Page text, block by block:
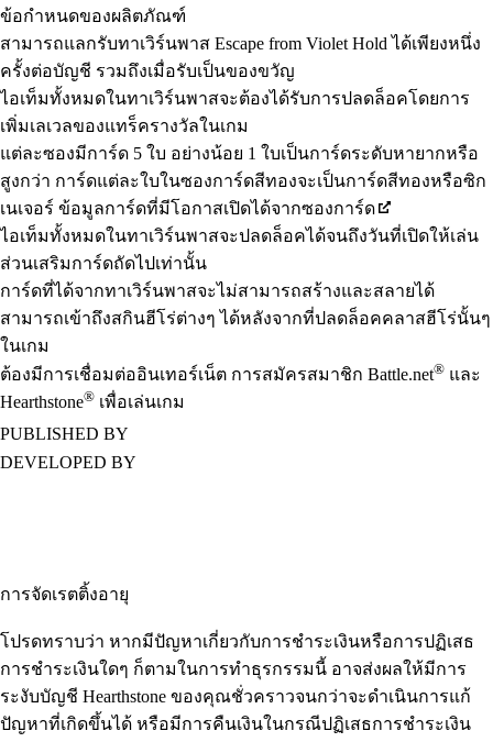
ข้อกำหนดของผลิตภัณฑ์
สามารถแลกรับทาเวิร์นพาส Escape from Violet Hold ได้เพียงหนึ่ง
ครั้งต่อบัญชี รวมถึงเมื่อรับเป็นของขวัญ
ไอเท็มทั้งหมดในทาเวิร์นพาสจะต้องได้รับการปลดล็อคโดยการ
เพิ่มเลเวลของแทร็ครางวัลในเกม
แต่ละซองมีการ์ด 5 ใบ อย่างน้อย 1 ใบเป็นการ์ดระดับหายากหรือ
สูงกว่า การ์ดแต่ละใบในซองการ์ดสีทองจะเป็นการ์ดสีทองหรือซิก
เนเจอร์ ข้อมูลการ์ดที่มีโอกาสเปิดได้จากซองการ์ด
ไอเท็มทั้งหมดในทาเวิร์นพาสจะปลดล็อคได้จนถึงวันที่เปิดให้เล่น
ส่วนเสริมการ์ดถัดไปเท่านั้น
การ์ดที่ได้จากทาเวิร์นพาสจะไม่สามารถสร้างและสลายได้
สามารถเข้าถึงสกินฮีโร่ต่างๆ ได้หลังจากที่ปลดล็อคคลาสฮีโร่นั้นๆ
ในเกม
ต้องมีการเชื่อมต่ออินเทอร์เน็ต การสมัครสมาชิก Battle.net® และ
Hearthstone® เพื่อเล่นเกม
PUBLISHED BY
DEVELOPED BY
การจัดเรตติ้งอายุ
โปรดทราบว่า หากมีปัญหาเกี่ยวกับการชำระเงินหรือการปฏิเสธ
การชำระเงินใดๆ ก็ตามในการทำธุรกรรมนี้ อาจส่งผลให้มีการ
ระงับบัญชี Hearthstone ของคุณชั่ว คราวจนกว่าจะดำเนินการแก้
ปัญหาที่เกิดขึ้นได้ หรือมีการคืนเงินในกรณีปฏิเสธการชำระเงิน